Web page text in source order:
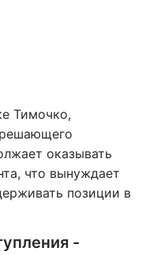
Тимочко,
оказывать
что вынуждает
позиции в
-